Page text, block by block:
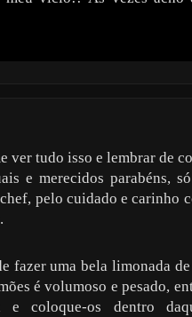
ver tudo isso e lembrar de
e merecidos parabéns,
pelo cuidado e carinho
fazer uma bela limonada
é volumoso e pesado,
e coloque-os dentro